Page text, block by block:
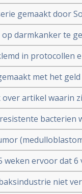
in actie
7 oktober 2018
gemaakt door
Dagblad
darmkanker te
in protocollen
opinion naar
met het
artikel waarin
en
bacterien
aan in
ondanks
ervoor dat
meer nodig
niet